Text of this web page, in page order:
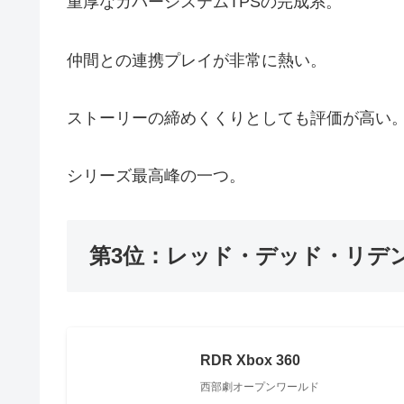
仲間との連携プレイが非常に熱い。
ストーリーの締めくくりとしても評価が高い。
シリーズ最高峰の一つ。
第3位：レッド・デッド・リデ
RDR Xbox 360
西部劇オープンワールド